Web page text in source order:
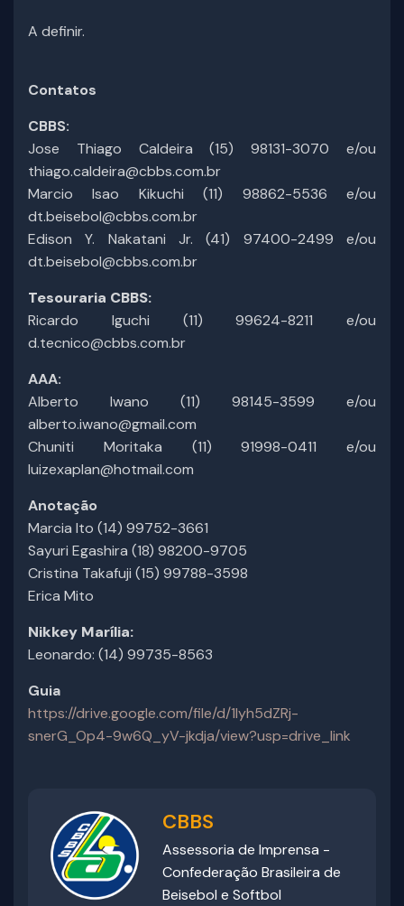
A definir.
Contatos
CBBS:
Jose Thiago Caldeira (15) 98131-3070 e/ou
thiago.caldeira@cbbs.com.br
Marcio Isao Kikuchi (11) 98862-5536 e/ou
dt.beisebol@cbbs.com.br
Edison Y. Nakatani Jr. (41) 97400-2499 e/ou
dt.beisebol@cbbs.com.br
Tesouraria CBBS:
Ricardo Iguchi (11) 99624-8211 e/ou
d.tecnico@cbbs.com.br
AAA:
Alberto Iwano (11) 98145-3599 e/ou
alberto.iwano@gmail.com
Chuniti Moritaka (11) 91998-0411 e/ou
luizexaplan@hotmail.com
Anotação
Marcia Ito (14) 99752-3661
Sayuri Egashira (18) 98200-9705
Cristina Takafuji (15) 99788-3598
Erica Mito
Nikkey Marília:
Leonardo: (14) 99735-8563
Guia
https://drive.google.com/file/d/1lyh5dZRj-
snerG_Op4-9w6Q_yV-jkdja/view?usp=drive_link
CBBS
Assessoria de Imprensa -
Confederação Brasileira de
Beisebol e Softbol